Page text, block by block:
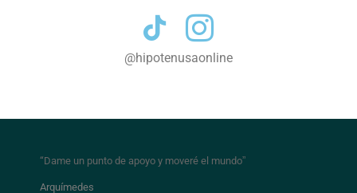
@hipotenusaonline
“Dame un punto de apoyo y moveré el mundo”
Arquímedes